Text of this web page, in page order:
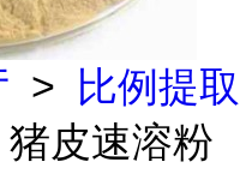
>
比例提取
皮速溶粉